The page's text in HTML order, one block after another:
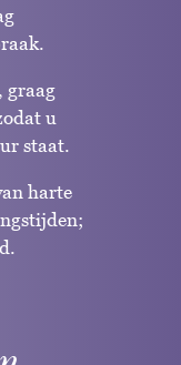
graag
u
staat.
harte